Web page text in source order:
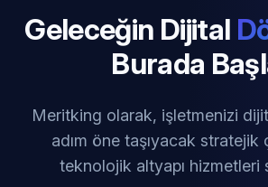
Geleceğin Dijital
Burada
Meritking olarak, işletmenizi
adım öne taşıyacak stratejik
teknolojik altyapı hizmetleri